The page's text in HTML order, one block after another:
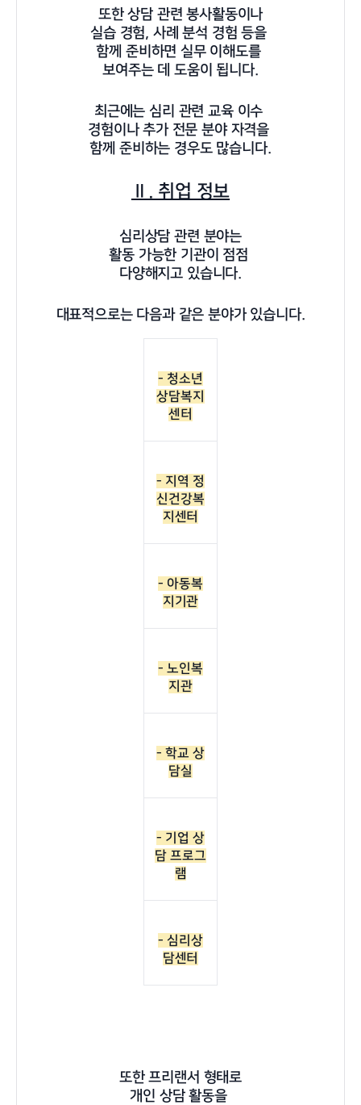
또한 상담 관련 봉사활동이나
실습 경험, 사례 분석 경험 등을
함께 준비하면 실무 이해도를
보여주는 데 도움이 됩니다.
최근에는 심리 관련 교육 이수
경험이나 추가 전문 분야 자격을
함께 준비하는 경우도 많습니다.
Ⅱ. 취업 정보
심리상담 관련 분야는
활동 가능한 기관이 점점
다양해지고 있습니다.
대표적으로는 다음과 같은 분야가 있습니다.
- 청소년
상담복지
센터
- 지역 정
신건강복
지센터
- 아동복
지기관
- 노인복
지관
- 학교 상
담실
- 기업 상
담 프로그
램
- 심리상
담센터
또한 프리랜서 형태로
개인 상담 활동을